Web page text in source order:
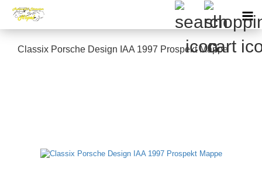
Classix Porsche Design IAA 1997 Prospekt Mappe